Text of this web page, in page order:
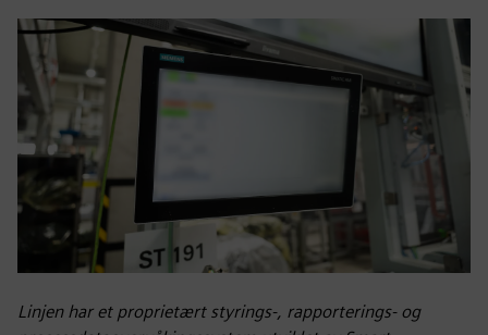
Linjen har et proprietært styrings-, rapporterings- og